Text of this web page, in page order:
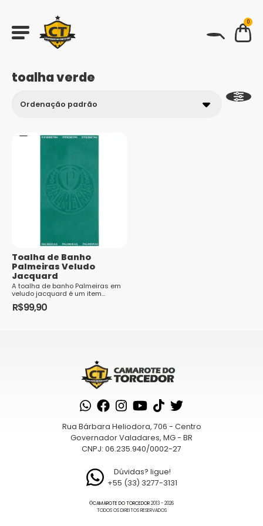
0
toalha verde
Toalha de Banho
Palmeiras Veludo
Jacquard
A toalha de banho Palmeiras em
veludo jacquard é um item
perfeito para os torcedores do
Verdão que desejam mostrar seu
R$99,90
Rua Bárbara Heliodora, 706 - Centro
Governador Valadares, MG - BR
CNPJ: 06.235.940/0002-27
Dúvidas? ligue!
+55 (33) 3277-3131
©CAMAROTE DO TORCEDOR2013 - 2026
TODOS OS DIREITOS RESERVADOS